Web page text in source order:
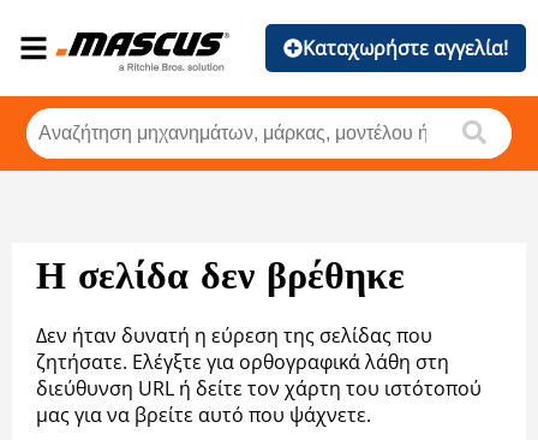
Καταχωρήστε αγγελία!
Η σελίδα δεν βρέθηκε
Δεν ήταν δυνατή η εύρεση της σελίδας που
ζητήσατε. Ελέγξτε για ορθογραφικά λάθη στη
διεύθυνση URL ή δείτε τον χάρτη του ιστότοπού
μας για να βρείτε αυτό που ψάχνετε.